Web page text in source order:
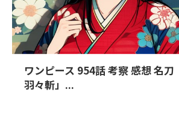
ワンピース 954話 考察 感想 名刀
羽々斬」...